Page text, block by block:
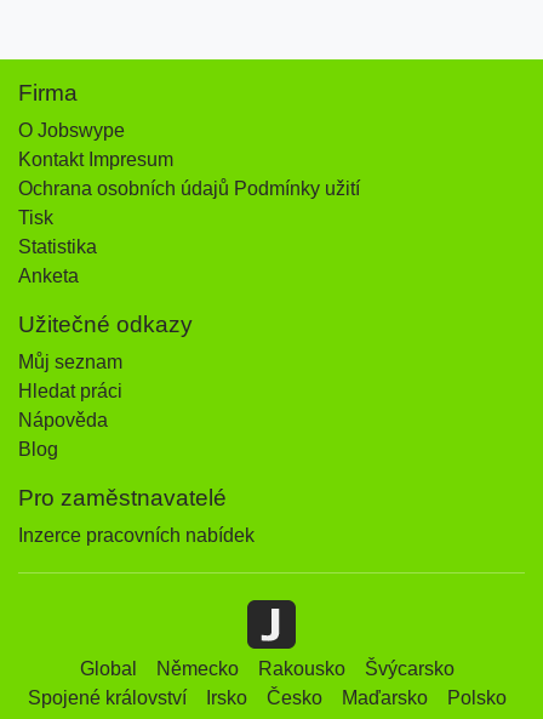
Firma
O Jobswype
Kontakt Impresum
Ochrana osobních údajů Podmínky užití
Tisk
Statistika
Anketa
Užitečné odkazy
Můj seznam
Hledat práci
Nápověda
Blog
Pro zaměstnavatelé
Inzerce pracovních nabídek
Global Německo Rakousko
Švýcarsko
Spojené království
Irsko Česko Maďarsko
Polsko